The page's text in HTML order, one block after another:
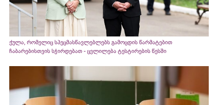
ქულა, რომელიც სპეცმასწავლებლებს გამოცდის წარმატებით
ჩაბარებისთვის სჭირდებათ - ცვლილება ტესტირების წესში